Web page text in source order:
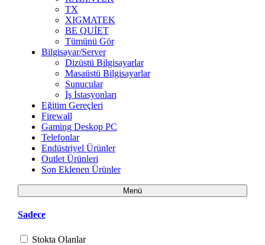
TX
XIGMATEK
BE QUİET
Tümünü Gör
Bilgisayar/Server
Dizüstü Bilgisayarlar
Masaüstü Bilgisayarlar
Sunucular
İş İstasyonları
Eğitim Gereçleri
Firewall
Gaming Deskop PC
Telefonlar
Endüstriyel Ürünler
Outlet Ürünleri
Son Eklenen Ürünler
Menü
Sadece
Stokta Olanlar